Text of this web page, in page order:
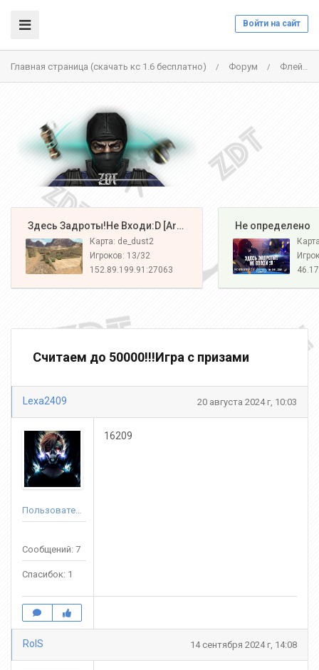
Войти на сайт
Главная страница (скачать кс 1.6 бесплатно) / Форум / Флейм
️ Здесь Задроты!Не Входи:D [Army#1]
Карта: de_dust2
Игроков: 13/32
152.89.199.91:27063
️ Не определено
Считаем до 50000!!!Игра с призами
Lexa2409 20 августа 2024 г, 10:03
Пользователь
Сообщений: 7
Спасибок: 1
16209
RolS 14 сентября 2024 г, 14:08